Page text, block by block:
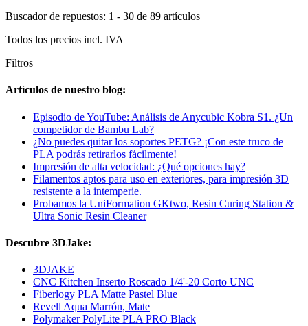
Buscador de repuestos: 1 - 30 de 89 artículos
Todos los precios incl. IVA
Filtros
Artículos de nuestro blog:
Episodio de YouTube: Análisis de Anycubic Kobra S1. ¿Un
competidor de Bambu Lab?
¿No puedes quitar los soportes PETG? ¡Con este truco de
PLA podrás retirarlos fácilmente!
Impresión de alta velocidad: ¿Qué opciones hay?
Filamentos aptos para uso en exteriores, para impresión 3D
resistente a la intemperie.
Probamos la UniFormation GKtwo, Resin Curing Station &
Ultra Sonic Resin Cleaner
Descubre 3DJake:
3DJAKE
CNC Kitchen Inserto Roscado 1/4'-20 Corto UNC
Fiberlogy PLA Matte Pastel Blue
Revell Aqua Marrón, Mate
Polymaker PolyLite PLA PRO Black